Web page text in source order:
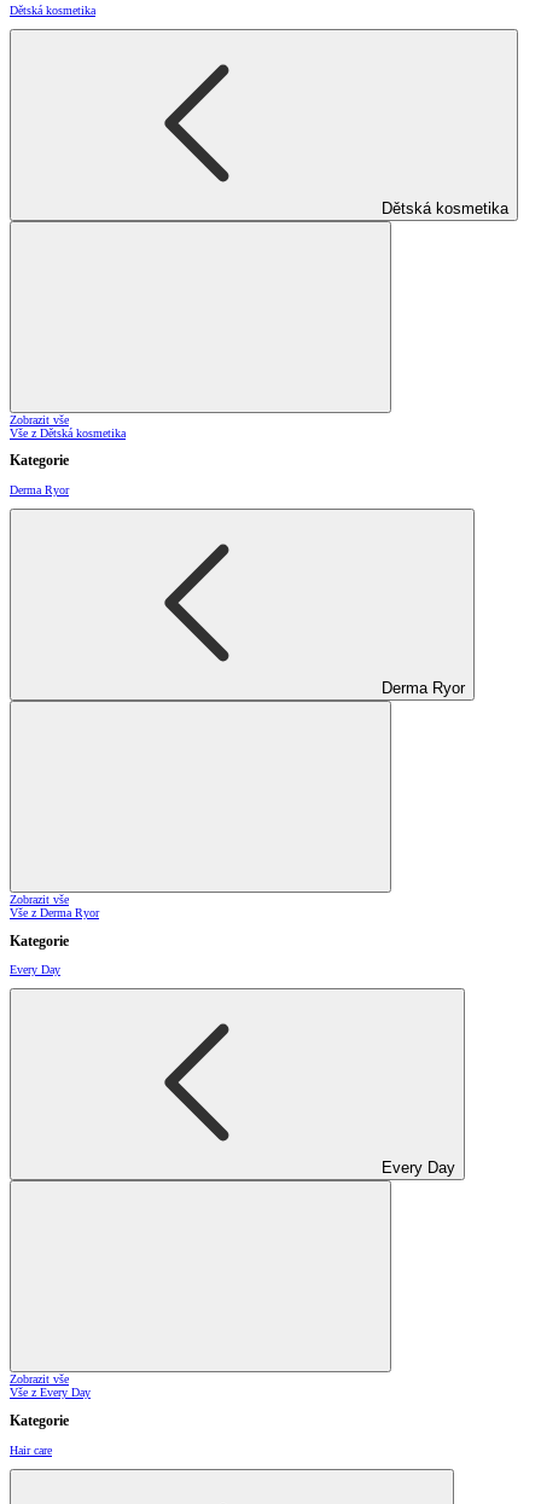
Dětská kosmetika
Dětská kosmetika
Zobrazit vše
Vše z Dětská kosmetika
Kategorie
Derma Ryor
Derma Ryor
Zobrazit vše
Vše z Derma Ryor
Kategorie
Every Day
Every Day
Zobrazit vše
Vše z Every Day
Kategorie
Hair care